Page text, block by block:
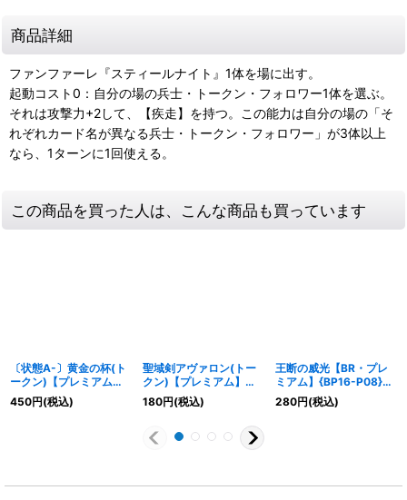
商品詳細
ファンファーレ『スティールナイト』1体を場に出す。
起動コスト0：自分の場の兵士・トークン・フォロワー1体を選ぶ。
それは攻撃力+2して、【疾走】を持つ。この能力は自分の場の「そ
れぞれカード名が異なる兵士・トークン・フォロワー」が3体以上
なら、1ターンに1回使える。
この商品を買った人は、こんな商品も買っています
〔状態A-〕黄金の杯(ト
ークン)【プレミアム】
{BP15-P30}《ロイヤ
ル》
450円(税込)
聖域剣アヴァロン(トー
クン)【プレミアム】
{CP04-PR29}《ロイヤ
ル》
180円(税込)
王断の威光【BR・プレ
ミアム】{BP16-P08}
《ロイヤル》
280円(税込)